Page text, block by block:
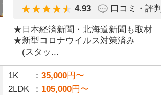
4.93 口コミ・評判
★日本経済新聞・北海道新聞も取材
★新型コロナウイルス対策済み
(スタッ...
1K 35,000円〜
2LDK
105,000円〜